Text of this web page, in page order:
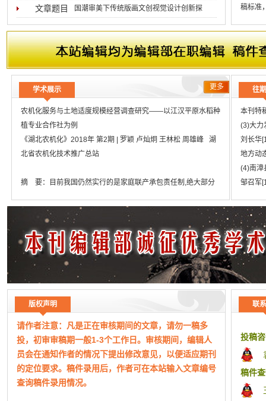
2026-07-16
国潮审美下传统版画文创视觉设计创新探
文章题目
2026-07-02
稿标准
往
本刊特
(3)大力
刘长华
地方动
(4)南漳
邹召军
(5)农
稻种植
罗颖[1];
(8)关
调查思
(11)对
易兵[1]
韦奇[1]
(15)整
范区的
徐南清
(16)聚
学术展示 更多
农机化服务与土地适度规模经营调查研究——以江汉平原水稻种
植专业合作社为例
《湖北农机化》2018年 第2期 | 罗颖 卢灿炯 王林松 周雄峰 湖
北省农机化技术推广总站
摘 要：目前我国仍然实行的是家庭联产承包责任制,绝大部分
我国农业的发展,小生产与大市场之间的矛盾日益凸显,小规模的
土地经营越来越不能适应目前的农业供给侧结构性改革形势,市
场竞争力不强、农地资源利用率不髙以及机械化水平不足等弊端
逐渐显现出来,适度扩大土地经营规模是实现土地经济效益最大
化的重要途径。本文通过对江汉平原有关农业经营组织的人员组
成、机具作业以及收益支出情况等数据和案例进行分析,探究湖
北省平原地区农业经营组织较为适宜的种植规模,建立机械化与
主要农作物规模化种植面积的参考标准,以期对进一步提高机械
化作业效率、逐步扩大适度规模经营范围、提升土地经济效益及
进一步促进农业增效、农民增收有所借鉴。
【分 类】 【农业科学】 > 农作物 > 禾谷类作物 > 稻
【关键词】 适度规模经营 土地经营 江汉平原 专业合作社 水稻
种植 农机化 家庭联产承包责任制 农业增效
版权声明
请作者注意：凡是正在审核期间的文章，请勿一稿多
投，初审审稿期一般1-3个工作日。审核期间，编辑人
员会在通知作者的情况下提出修改意见，以便适应期刊
的定位要求。稿件录用后，作者可在本站输入文章编号
查询稿件录用情况。
联
投稿
稿件